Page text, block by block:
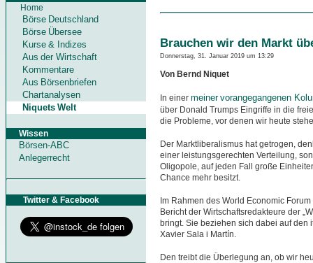
Home
Börse Deutschland
Börse Übersee
Kurse & Indizes
Aus der Wirtschaft
Kommentare
Aus Börsenbriefen
Chartanalysen
Niquets Welt
Wissen
Börsen-ABC
Anlegerrecht
Twitter & Facebook
Brauchen wir den Markt
Donnerstag, 31. Januar 2019 um 13:29
Von Bernd Niquet
In einer meiner vorangegangenen
über Donald Trumps Eingriffe in die
die Probleme, vor denen wir heute
Der Marktliberalismus hat getrogen,
einer leistungsgerechten Verteilung,
Oligopole, auf jeden Fall große
Chance mehr besitzt.
Im Rahmen des World Economic
Bericht der Wirtschaftsredakteure der
bringt. Sie beziehen sich dabei auf
Xavier Sala i Martín.
Den treibt die Überlegung an, ob wir